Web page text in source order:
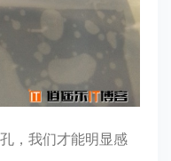
，我们才能明显感